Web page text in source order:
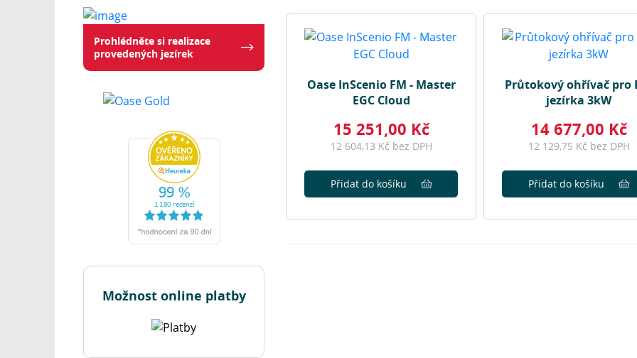
Prohlédněte si realizace
provedených jezírek
Možnost online platby
Oase InScenio FM - Master
EGC Cloud
15 251,00 Kč
12 604,13 Kč bez DPH
Přidat do košíku
Průtokový ohřívač pro
jezírka 3kW
14 677,00 Kč
12 129,75 Kč bez DPH
Přidat do košíku